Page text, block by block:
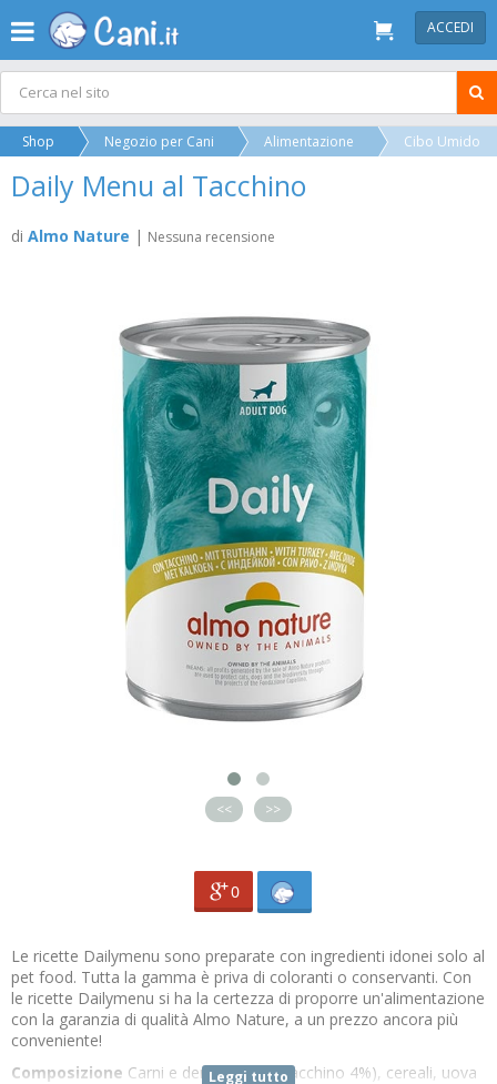
ACCEDI
Shop Negozio per Cani Alimentazione Cibo Umido
Daily Menu al Tacchino
di Almo Nature | Nessuna recensione
<< >>
0
Le ricette Dailymenu sono preparate con ingredienti idonei solo al
pet food. Tutta la gamma è priva di coloranti o conservanti. Con
le ricette Dailymenu si ha la certezza di proporre un'alimentazione
con la garanzia di qualità Almo Nature, a un prezzo ancora più
conveniente!
Composizione Carni e derivati (di cui tacchino 4%), cereali, uova
Leggi tutto